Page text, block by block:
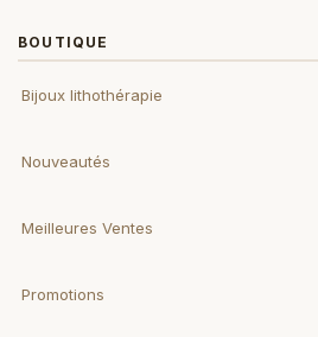
BOUTIQUE
Bijoux lithothérapie
Nouveautés
Meilleures Ventes
Promotions